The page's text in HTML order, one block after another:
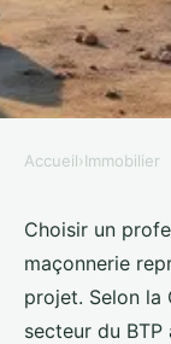
Votre
maçon
Accueil›Immobilier
Choisir un
maçonnerie
projet. Selon la
secteur du